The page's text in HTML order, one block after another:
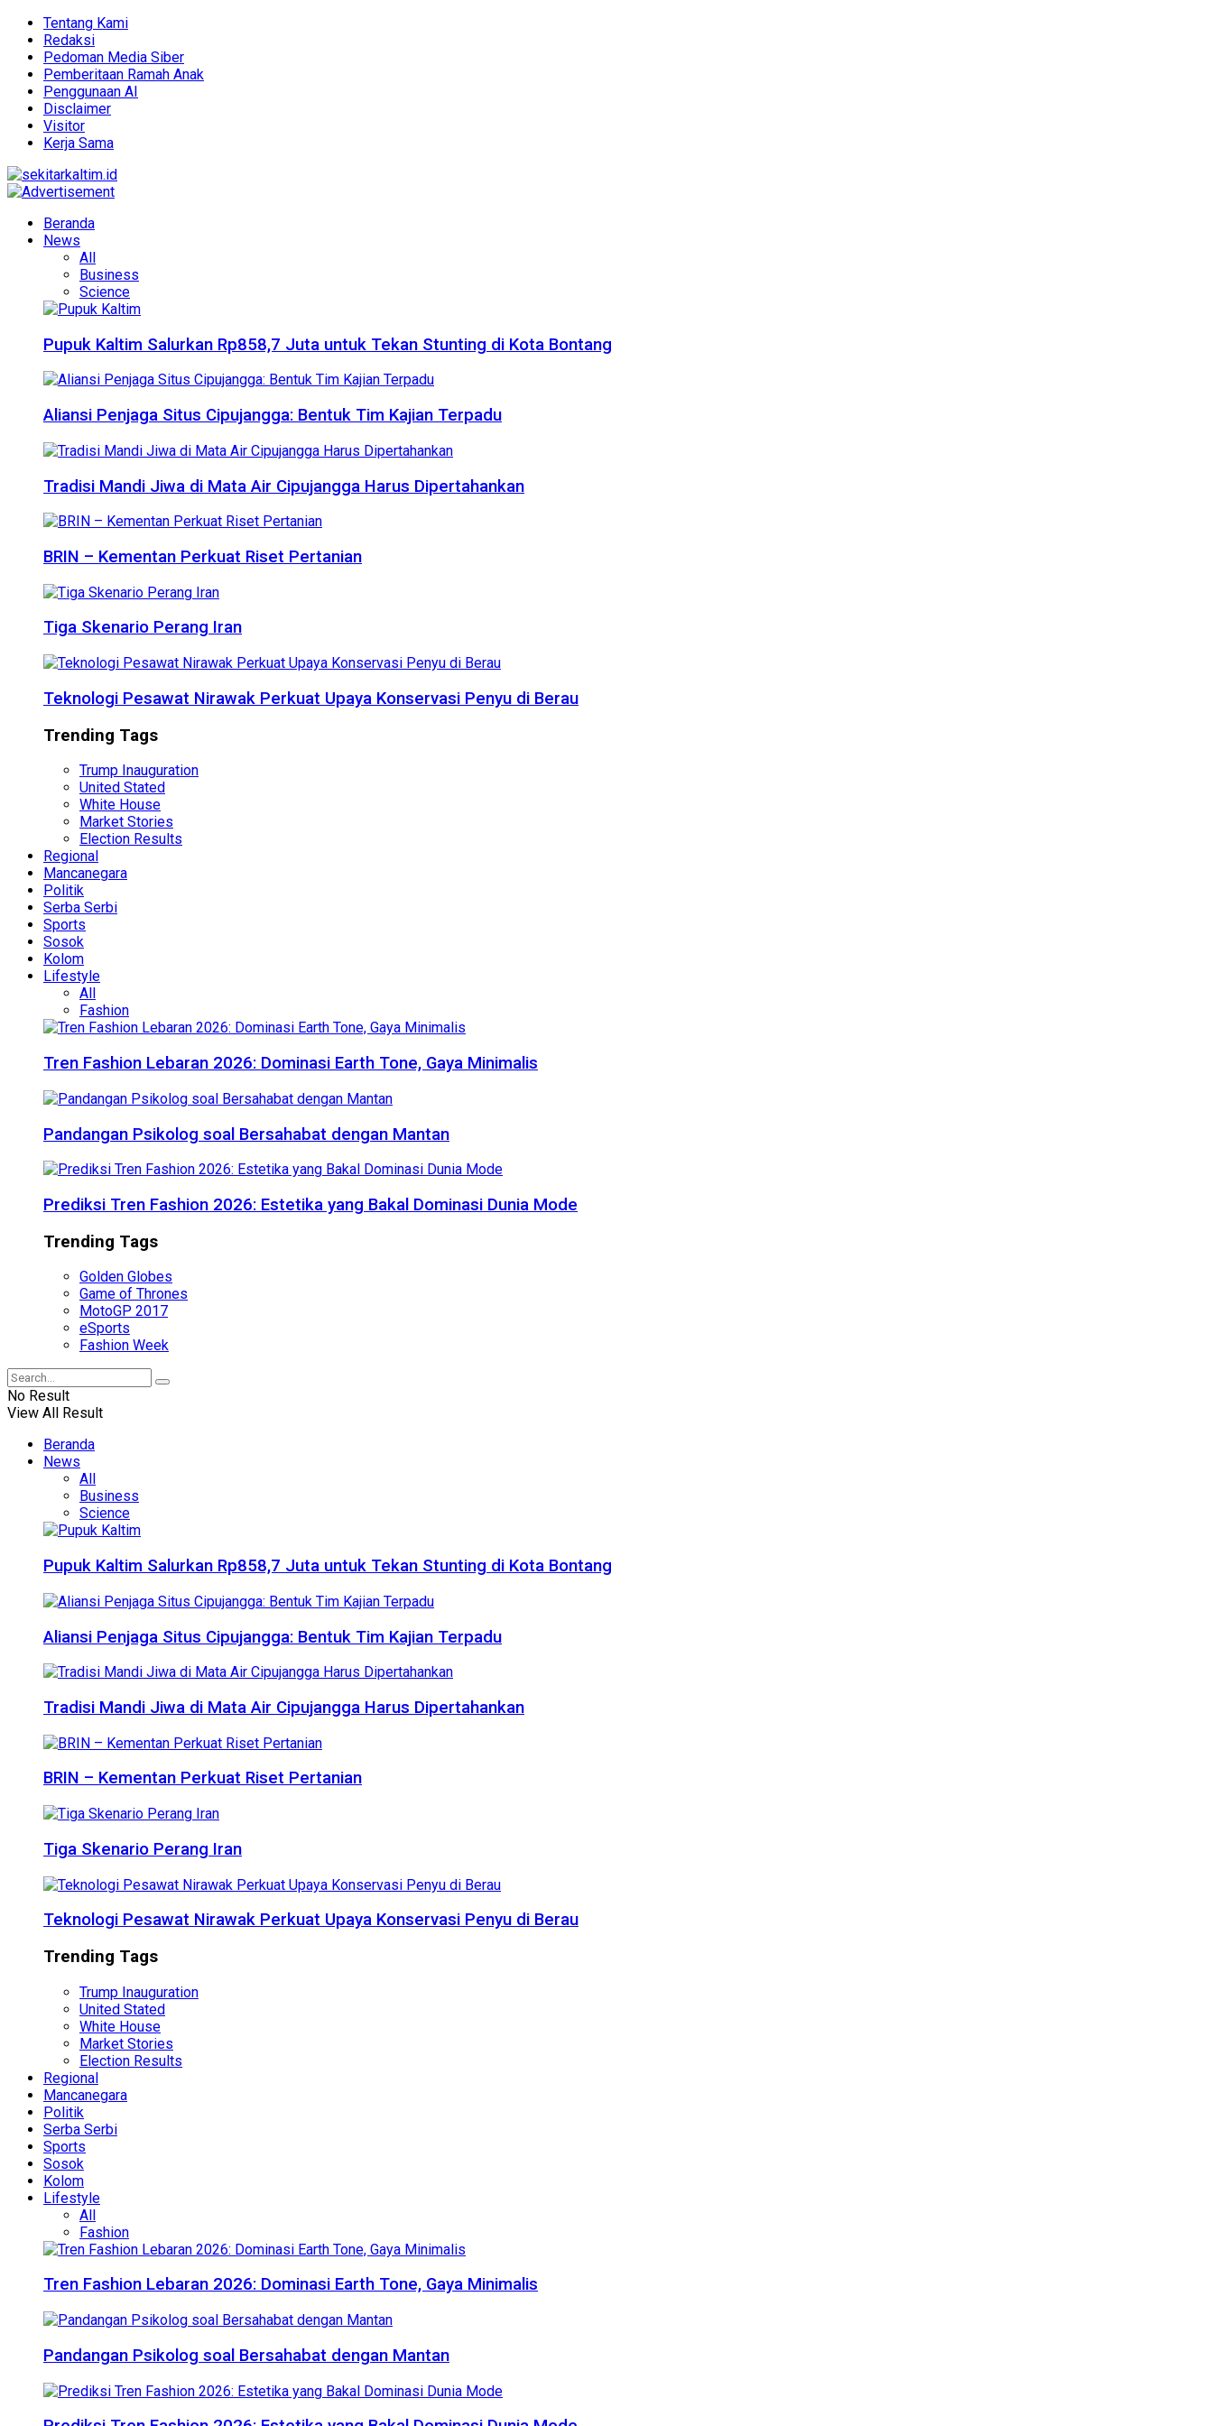
Tentang Kami
Redaksi
Pedoman Media Siber
Pemberitaan Ramah Anak
Penggunaan AI
Disclaimer
Visitor
Kerja Sama
Beranda
News
All
Business
Science
Pupuk Kaltim Salurkan Rp858,7 Juta untuk Tekan Stunting di Kota Bontang
Aliansi Penjaga Situs Cipujangga: Bentuk Tim Kajian Terpadu
Tradisi Mandi Jiwa di Mata Air Cipujangga Harus Dipertahankan
BRIN – Kementan Perkuat Riset Pertanian
Tiga Skenario Perang Iran
Teknologi Pesawat Nirawak Perkuat Upaya Konservasi Penyu di Berau
Trending Tags
Trump Inauguration
United Stated
White House
Market Stories
Election Results
Regional
Mancanegara
Politik
Serba Serbi
Sports
Sosok
Kolom
Lifestyle
All
Fashion
Tren Fashion Lebaran 2026: Dominasi Earth Tone, Gaya Minimalis
Pandangan Psikolog soal Bersahabat dengan Mantan
Prediksi Tren Fashion 2026: Estetika yang Bakal Dominasi Dunia Mode
Trending Tags
Golden Globes
Game of Thrones
MotoGP 2017
eSports
Fashion Week
No Result
View All Result
Beranda
News
All
Business
Science
Pupuk Kaltim Salurkan Rp858,7 Juta untuk Tekan Stunting di Kota Bontang
Aliansi Penjaga Situs Cipujangga: Bentuk Tim Kajian Terpadu
Tradisi Mandi Jiwa di Mata Air Cipujangga Harus Dipertahankan
BRIN – Kementan Perkuat Riset Pertanian
Tiga Skenario Perang Iran
Teknologi Pesawat Nirawak Perkuat Upaya Konservasi Penyu di Berau
Trending Tags
Trump Inauguration
United Stated
White House
Market Stories
Election Results
Regional
Mancanegara
Politik
Serba Serbi
Sports
Sosok
Kolom
Lifestyle
All
Fashion
Tren Fashion Lebaran 2026: Dominasi Earth Tone, Gaya Minimalis
Pandangan Psikolog soal Bersahabat dengan Mantan